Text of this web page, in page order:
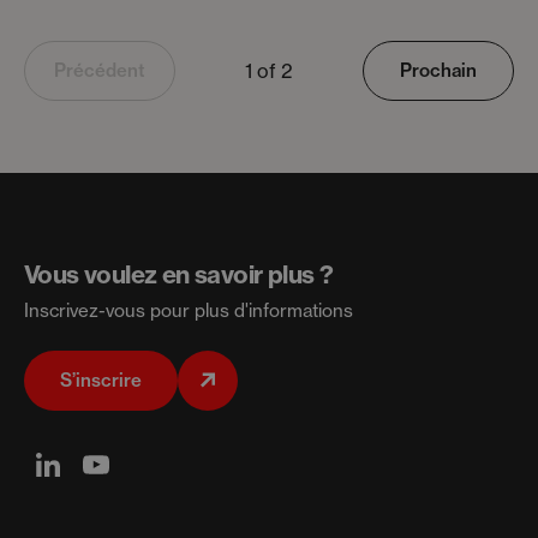
Précédent 1 of 2 Prochain
Vous voulez en savoir plus ?
Inscrivez-vous pour plus d'informations
S’inscrire